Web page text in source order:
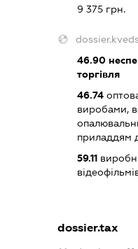
9 375 грн.
46.90
торгівля
46.74
виробами,
приладдям
59.11
dossier.tax